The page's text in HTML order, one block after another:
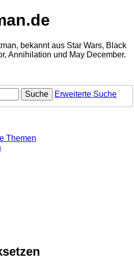
bekannt aus Star Wars, Black
Annihilation und May December.
Suche Erweiterte Suche
Themen